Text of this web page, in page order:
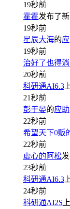
19秒前
霍霍发布了
19秒前
星辰大海的
19秒前
治好了也得
20秒前
科研通AI6.3
21秒前
彭于晏的应助
22秒前
希望天下0贩
22秒前
虚心的阿松
23秒前
科研通AI6.3
24秒前
科研通AI2S